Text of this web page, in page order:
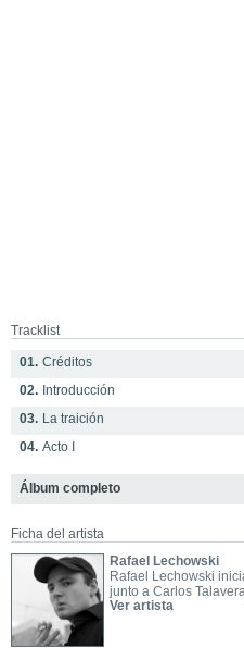
Tracklist
01. Créditos
02. Introducción
03. La traición
04. Acto I
Álbum completo
Ficha del artista
Rafael Lechowski
Rafael Lechowski
junto a Carlos
Ver artista